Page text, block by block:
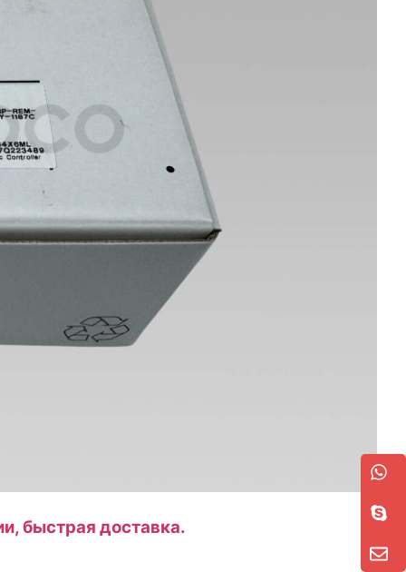
быстрая доставка.